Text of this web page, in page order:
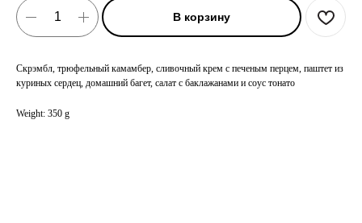
В корзину
Скрэмбл, трюфельный камамбер, сливочный крем с печеным перцем, паштет из
куриных сердец, домашний багет, салат с баклажанами и соус тонато
Weight: 350 g